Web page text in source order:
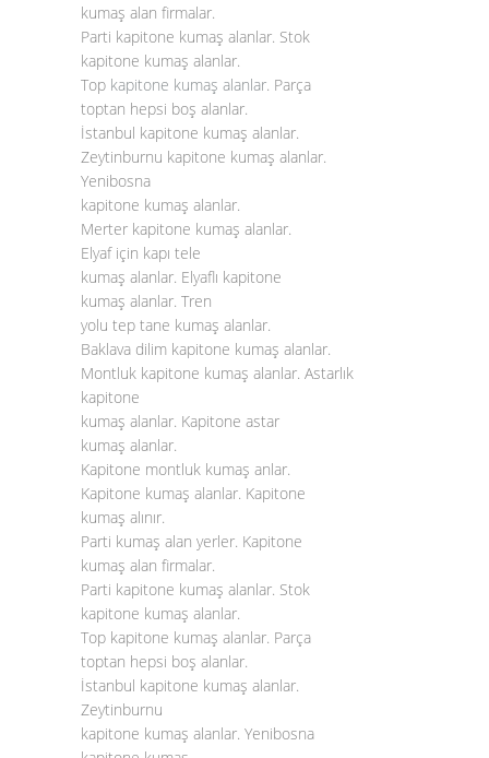
kumaş alan firmalar.
Parti kapitone kumaş alanlar. Stok
kapitone kumaş alanlar.
Top kapitone kumaş alanlar. Parça
toptan hepsi boş alanlar.
İstanbul kapitone kumaş alanlar.
Zeytinburnu kapitone kumaş alanlar.
Yenibosna
kapitone kumaş alanlar.
Merter kapitone kumaş alanlar.
Elyaf için kapı tele
kumaş alanlar. Elyaflı kapitone
kumaş alanlar. Tren
yolu tep tane kumaş alanlar.
Baklava dilim kapitone kumaş alanlar.
Montluk kapitone kumaş alanlar. Astarlık
kapitone
kumaş alanlar. Kapitone astar
kumaş alanlar.
Kapitone montluk kumaş anlar.
Kapitone kumaş alanlar. Kapitone
kumaş alınır.
Parti kumaş alan yerler. Kapitone
kumaş alan firmalar.
Parti kapitone kumaş alanlar. Stok
kapitone kumaş alanlar.
Top kapitone kumaş alanlar. Parça
toptan hepsi boş alanlar.
İstanbul kapitone kumaş alanlar.
Zeytinburnu
kapitone kumaş alanlar. Yenibosna